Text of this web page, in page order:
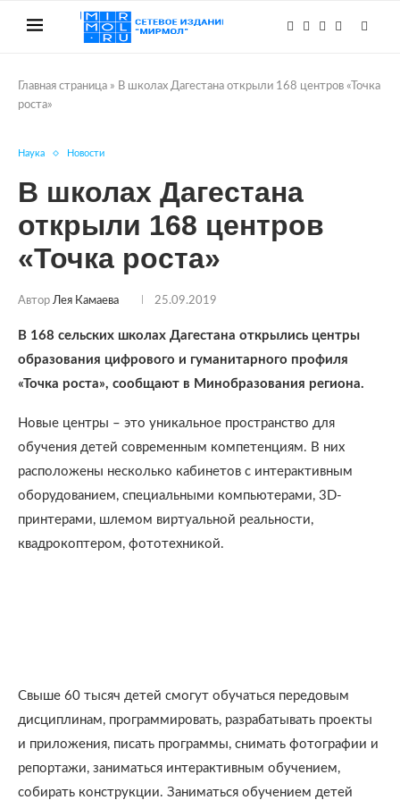
Главная страница » В школах Дагестана открыли 168 центров «Точка
роста»
Наука Новости
В школах Дагестана
открыли 168 центров
«Точка роста»
Автор Лея Камаева 25.09.2019
В 168 сельских школах Дагестана открылись центры
образования цифрового и гуманитарного профиля
«Точка роста», сообщают в Минобразования региона.
Новые центры – это уникальное пространство для
обучения детей современным компетенциям. В них
расположены несколько кабинетов с интерактивным
оборудованием, специальными компьютерами, 3D-
принтерами, шлемом виртуальной реальности,
квадрокоптером, фототехникой.
Свыше 60 тысяч детей смогут обучаться передовым
дисциплинам, программировать, разрабатывать проекты
и приложения, писать программы, снимать фотографии и
репортажи, заниматься интерактивным обучением,
собирать конструкции. Заниматься обучением детей